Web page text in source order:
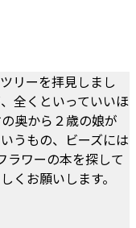
リーを拝見しまし
全くといっていいほ
奥から２歳の娘が
うもの、ビーズには
ラワーの本を探して
くお願いします。